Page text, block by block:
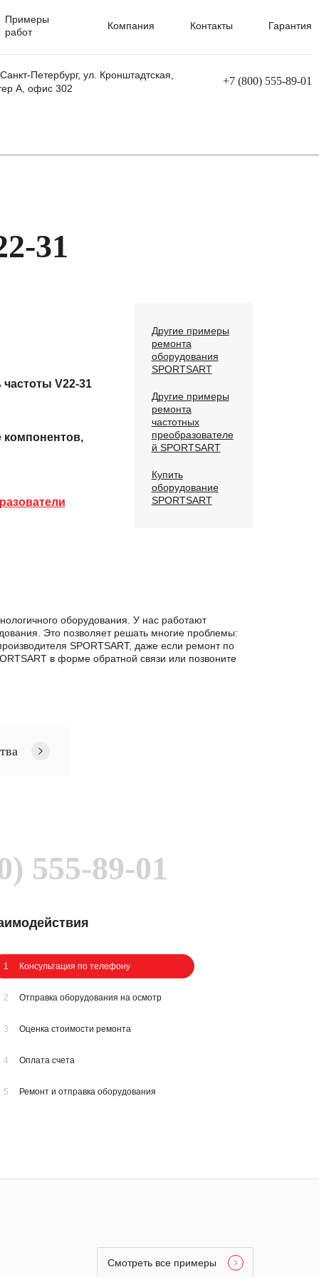
Примеры
работ
Компания Контакты Гарантия
Петербург, ул. Кронштадтская,
А, офис 302
+7 (800) 555-89-01
31
V22-31
компонентов,
Другие примеры
ремонта
оборудования
SPORTSART
Другие примеры
ремонта
частотных
преобразователе
й SPORTSART
Купить
оборудование
SPORTSART
оборудования. У нас работают
Это позволяет решать многие проблемы:
SPORTSART, даже если ремонт по
в формe обратной связи или позвоните
555-89-01
1 Консультация по телефону
2 Отправка оборудования на осмотр
3 Оценка стоимости ремонта
4 Оплата счета
5 Ремонт и отправка оборудования
Смотреть все примеры